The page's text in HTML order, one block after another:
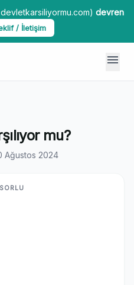
devren
/ İletişim
menu
mu?
Ağustos 2024